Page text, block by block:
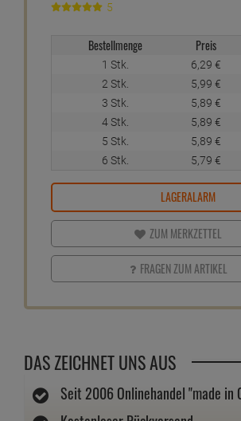
5
Bestellmenge Preis
1 Stk. 6,29 €
2 Stk.
5,99 €
3 Stk.
5,89 €
4 Stk.
5,89 €
5 Stk.
5,89 €
6 Stk.
5,79 €
LAGERALARM
ZUM MERKZETTEL
FRAGEN ZUM ARTIKEL
DAS ZEICHNET UNS AUS
Seit 2006 Onlinehandel "made in